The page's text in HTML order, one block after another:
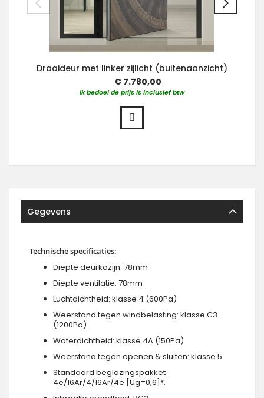
Draaideur met linker zijlicht (buitenaanzicht)
€ 7.780,00
ik bedoel de prijs is inclusief btw
Gegevens